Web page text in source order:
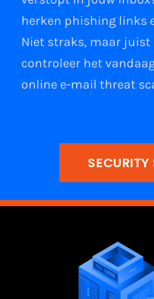
herken phishing links
Niet straks, maar juist
controleer het
online e-mail threat